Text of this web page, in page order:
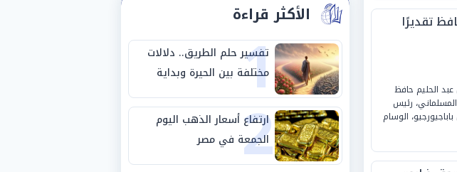
تقديرًا
عبد الحليم حافظ
رئيس
الوسام
الأكثر قراءة
1
تفسير حلم الطريق.. دلالات
مختلفة بين الحيرة وبداية
مرحلة جديدة
2
ارتفاع أسعار الذهب اليوم
الجمعة في مصر